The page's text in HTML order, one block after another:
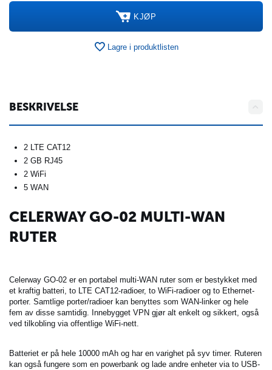
KJØP
Lagre i produktlisten
BESKRIVELSE
2 LTE CAT12
2 GB RJ45
2 WiFi
5 WAN
CELERWAY GO-02 MULTI-WAN
RUTER
Celerway GO-02 er en portabel multi-WAN ruter som er bestykket med
et kraftig batteri, to LTE CAT12-radioer, to WiFi-radioer og to Ethernet-
porter. Samtlige porter/radioer kan benyttes som WAN-linker og hele
fem av disse samtidig. Innebygget VPN gjør alt enkelt og sikkert, også
ved tilkobling via offentlige WiFi-nett.
Batteriet er på hele 10000 mAh og har en varighet på syv timer. Ruteren
kan også fungere som en powerbank og lade andre enheter via to USB-